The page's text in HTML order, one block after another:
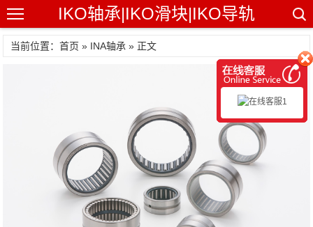
IKO轴承|IKO滑块|IKO导轨
当前位置：首页 » INA轴承 » 正文